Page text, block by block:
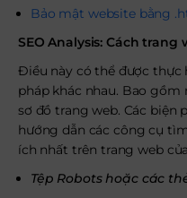
Bảo mật website bằng
SEO Analysis: Cách
Điều này có thể được thực
pháp khác nhau. Bao
sơ đồ trang web. Các biện
hướng dẫn các công cụ
ích nhất trên trang web
Tệp Robots hoặc các